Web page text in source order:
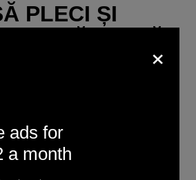
PLECI ȘI
ȚARĂ, DACĂ
DE
cel mai mișto beneficiu al
Când știi bine o meserie
caută peste tot, poți bate
×
ads for
a month